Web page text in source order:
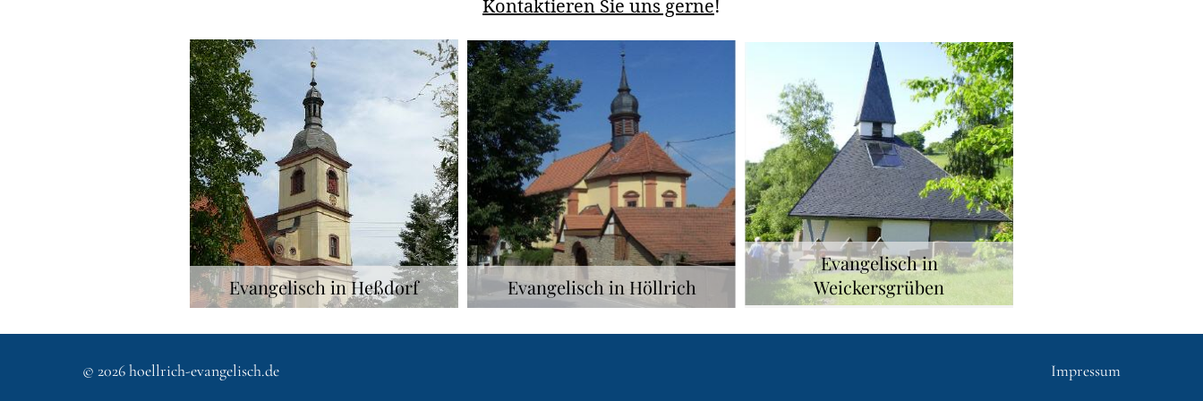
Kontaktieren Sie uns gerne!
Evangelisch in Heßdorf Evangelisch in Höllrich
Evangelisch in
Weickersgrüben
© 2026hoellrich-evangelisch.de Impressum